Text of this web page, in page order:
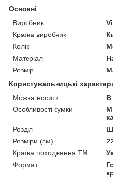
Основні
Виробник
Країна виробник
Колір
Матеріал
Розмір
Користувальницькі
Можна носити
В
Особливості сумки
Розділ
Розміри (см)
Країна походження ТМ
Формат